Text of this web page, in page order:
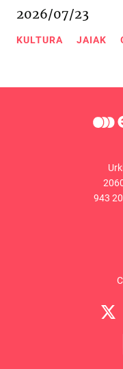
2026/07/23
KULTURA JAIAK
943